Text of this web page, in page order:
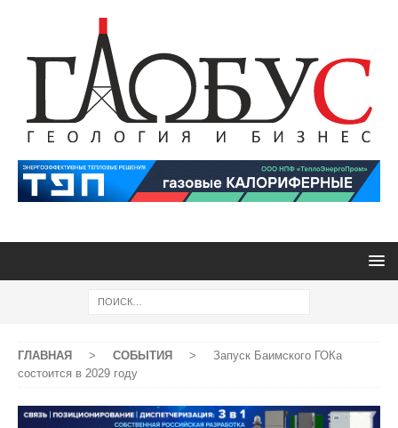
ГЛАВНАЯ > СОБЫТИЯ >
Запуск Баимского ГОКа
состоится в 2029 году